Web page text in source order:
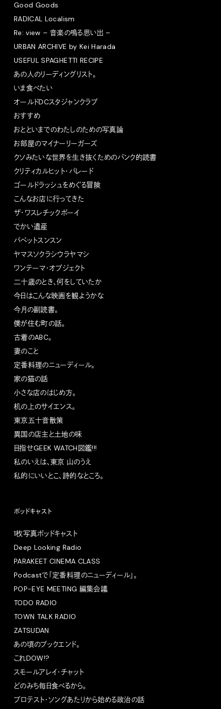
Good Goods
RADICAL Localism
Re: view – 音楽の鳴る思い出 –
URBAN ARCHIVE by Kei Harada
USEFUL SPAGHETTI RECIPE
あの人のリーディングリスト。
いま食べたい
オールドDCスタジャンクラブ
おすすめ
おとといまでのわたしのための写真論
お部屋のマイナーリーガーズ
クソみたいな世界を生き抜くためのパンク的読書
クリティカルヒット・パレード
ゴールドラッシュをめぐる冒険
こんなお店に行ってきた
ザ・ワスレチックボーイ
でかい遺産
パペットスンスン
ヤマスソクラシウラヤマシ
ワンテーマ・オブジェクト
二十歳のとき、何をしていたか
今日はこんな映画を観ようかな
今月の副読書。
僕が住む町の話。
古着のABC。
妻のこと
定番料理のニューディール。
家の猫の話
小さな店のはじめ方。
机の上のサイエンス。
東京五十音散策
異国の店主と土地の味
目指せGEEK WATCH図鑑!!!
私のいえは、東京 山のうえ
私的にいいとこ、詩的なところ。
ポッドキャスト
1枚写真ポッドキャスト
Deep Looking Radio
PARAKEET CINEMA CLASS
Podcastで「定番料理のニューディール」。
POP-EYE MEETING 編集会議
TODO RADIO
TOWN TALK RADIO
ZATSUDAN
あの頃のブックエンド。
これDOW!?
スモールアレイ・チャット
どのみち毎日食べるから。
プロテスト・ソングあたりから始める政治の話